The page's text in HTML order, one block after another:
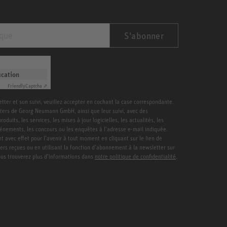
S'abonner
FriendlyCaptcha ⇗
et son suivi, veuillez accepter en cochant la case correspondante.
de Georg Neumann GmbH, ainsi que leur suivi, avec des
les services, les mises à jour logicielles, les actualités, les
les concours ou les enquêtes à l’adresse e-mail indiquée.
avec effet pour l’avenir à tout moment en cliquant sur le lien de
reçues ou en utilisant la fonction d’abonnement à la newsletter sur
trouverez plus d’informations dans notre politique de confidentialité